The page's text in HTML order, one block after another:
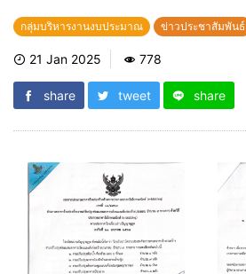
กลุ่มบริหารงานงบประมาณ ข่าวประชาสัมพันธ์
21 Jan 2025 778
share tweet share